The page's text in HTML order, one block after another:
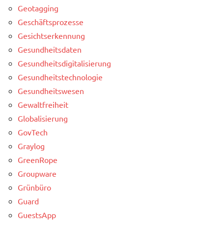
Geotagging
Geschäftsprozesse
Gesichtserkennung
Gesundheitsdaten
Gesundheitsdigitalisierung
Gesundheitstechnologie
Gesundheitswesen
Gewaltfreiheit
Globalisierung
GovTech
Graylog
GreenRope
Groupware
Grünbüro
Guard
GuestsApp